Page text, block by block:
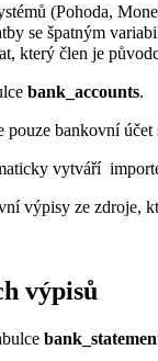
(Pohoda,
se špatným
který člen je
bank_accounts.
pouze bankovní účet
vytváří
výpisy ze
výpisů